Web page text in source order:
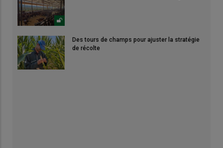
Des tours de champs pour ajuster la stratégie
de récolte